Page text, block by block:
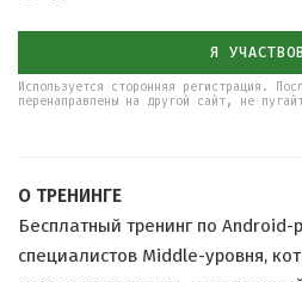
Я
Используется сторонняя регистрация.
перенаправлены на другой сайт, не
О ТРЕНИНГЕ
Бесплатный тренинг по Android-
специалистов Middle-уровня,